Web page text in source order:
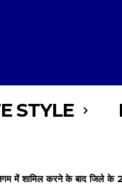
STYLE
में शामिल करने के बाद जिले के